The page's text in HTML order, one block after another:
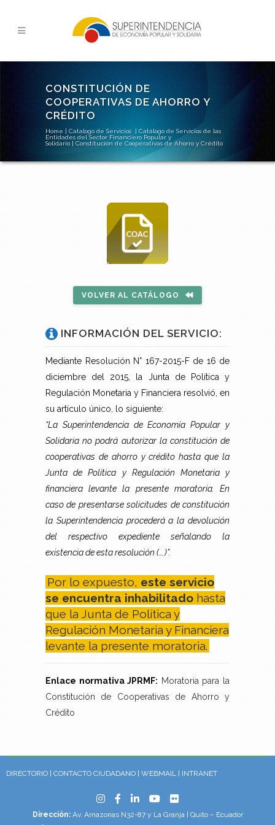
CONSTITUCIÓN DE
COOPERATIVAS DE AHORRO Y
CRÉDITO
Home | Catalogo de Servicios | Catálogo de Servicios de las
Entidades del Sector Financiero Popular y
Solidario | Constitución de Cooperativas de Ahorro y Crédito
VOLVER AL CATÁLOGO
INFORMACIÓN DEL SERVICIO:
Mediante Resolución N° 167-2015-F de 16 de
diciembre del 2015, la Junta de Política y
Regulación Monetaria y Financiera resolvió, en
su artículo único, lo siguiente:
“La Superintendencia de Economía Popular y
Solidaria no podrá autorizar la constitución de
cooperativas de ahorro y crédito hasta que la
Junta de Política y Regulación Monetaria y
financiera levante la presente moratoria. En
caso de presentarse solicitudes de constitución
la Superintendencia procederá a la devolución
del respectivo expediente señalando la
existencia de esta resolución (….)”.
Por lo expuesto, este servicio
se encuentra inhabilitado hasta
que la Junta de Política y
Regulación Monetaria y Financiera
levante la presente moratoria.
Enlace normativa JPRMF: Moratoria para la
Constitución de Cooperativas de Ahorro y
Crédito
DIRECTORIO CONTACTO CIUDADANO WEBMAIL INTRANET
Dirección:Av. Amazonas N32-87 y La Granja | Quito – Ecuador